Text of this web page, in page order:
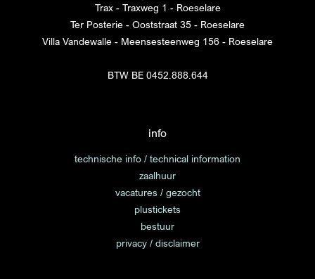
Trax - Traxweg 1 - Roeselare
Ter Posterie - Ooststraat 35 - Roeselare
Villa Vandewalle - Meensesteenweg 156 - Roeselare
BTW BE 0452.888.644
info
technische info / technical information
zaalhuur
vacatures / gezocht
plustickets
bestuur
privacy / disclaimer